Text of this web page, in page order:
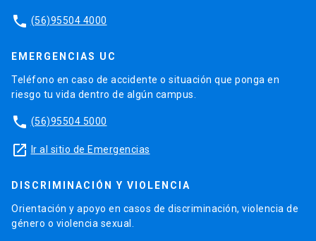
phone (56)95504 4000
EMERGENCIAS UC
Teléfono en caso de accidente o situación que ponga en
riesgo tu vida dentro de algún campus.
phone (56)95504 5000
launch Ir al sitio de Emergencias
DISCRIMINACIÓN Y VIOLENCIA
Orientación y apoyo en casos de discriminación, violencia de
género o violencia sexual.